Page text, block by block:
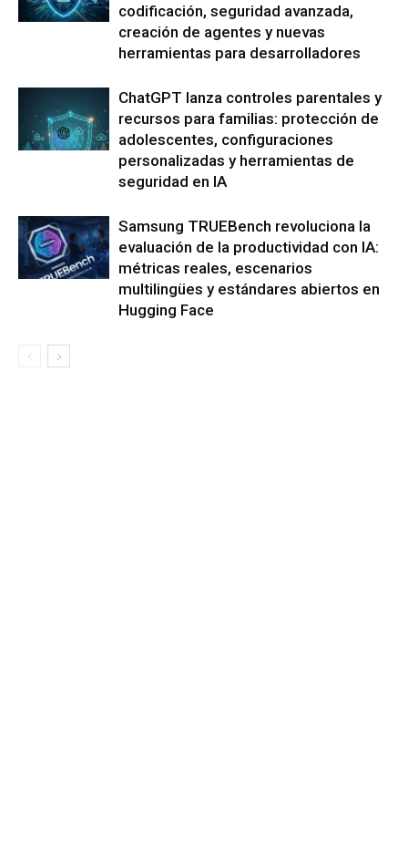
codificación, seguridad avanzada,
creación de agentes y nuevas
herramientas para desarrolladores
ChatGPT lanza controles parentales y
recursos para familias: protección de
adolescentes, configuraciones
personalizadas y herramientas de
seguridad en IA
Samsung TRUEBench revoluciona la
evaluación de la productividad con IA:
métricas reales, escenarios
multilingües y estándares abiertos en
Hugging Face